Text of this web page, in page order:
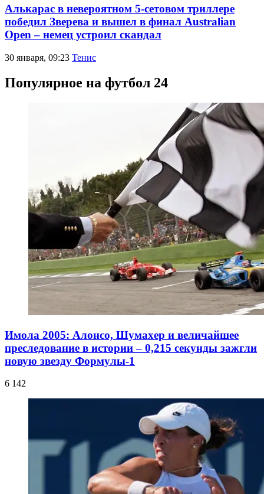
Алькарас в невероятном 5-сетовом триллере
победил Зверева и вышел в финал Australian
Open – немец устроил скандал
30 января, 09:23 Тенис
Популярное на футбол 24
Имола 2005: Алонсо, Шумахер и величайшее
преследование в истории – 0,215 секунды зажгли
новую звезду Формулы-1
6 142